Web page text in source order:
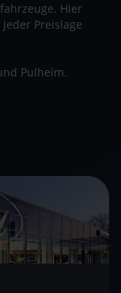
Hier
Preislage
Pulheim.